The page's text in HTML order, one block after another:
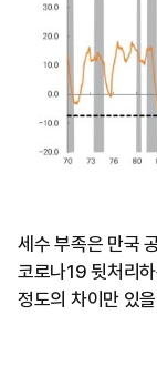
세수 부족은 만국
코로나19 뒷처리
정도의 차이만 있